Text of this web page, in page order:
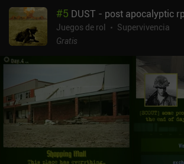
#5 DUST - post apocalyptic
Juegos de rol
Supervivencia
Gratis